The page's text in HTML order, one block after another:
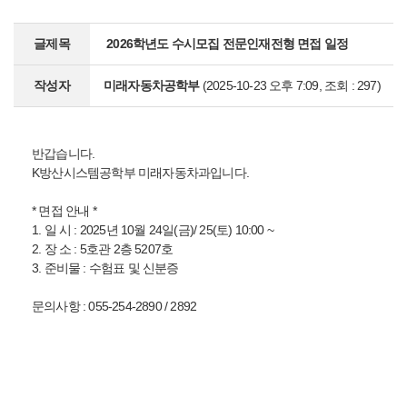
글제목 2026학년도 수시모집 전문인재전형 면접 일정
작성자 미래자동차공학부(2025-10-23 오후 7:09, 조회 : 297)
반갑습니다.
K방산시스템공학부 미래자동차과입니다.
* 면접 안내 *
1. 일 시 : 2025년 10월 24일(금)/ 25(토) 10:00 ~
2. 장 소 : 5호관 2층 5207호
3. 준비물 : 수험표 및 신분증
문의사항 : 055-254-2890 / 2892